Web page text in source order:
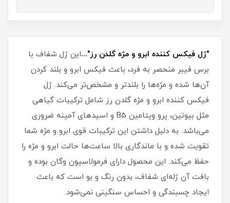
"ژل فیکس کننده ابرو و مژه گلدن رز"...این ژل شفاف با
برس فیبر منحصر به فرد، باعث فیکس ابرو و بلند کردن
آن‌ها شده و مژه‌ها را بلندتر و مشخص‌تر می‌کند. ژل
فیکس کننده ابرو و مژه گلدن رز شامل ترکیبات گیاهی
مثل بیوتین، پرو ویتامین B5 و اسیدهای آمینه ضروری
می‌باشد. به دلیل داشتن این ترکیبات قوی ابرو و مژه شما
تقویت شده و با ماندگاری بالا ساعت‌ها حالت ابرو و مژه را
حفظ می‌کند. این محصول دارای فرمولاسیون وگان بوده و
بافت آن ژله‌ای شفاف، بدون رنگ و بو است که باعث
ایجاد چسبندگی و احساس سنگینی نمی‌شود.